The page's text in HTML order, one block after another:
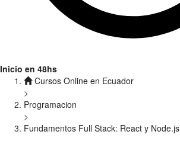
Inicio en 48hs
Cursos Online en Ecuador
>
Programacion
>
Fundamentos Full Stack: React y Node.js